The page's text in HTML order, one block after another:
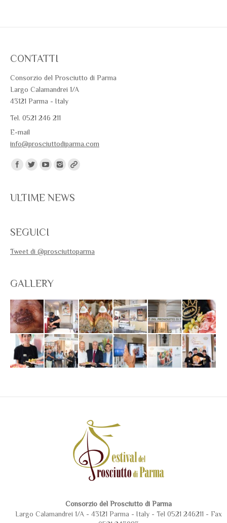
CONTATTI
Consorzio del Prosciutto di Parma
Largo Calamandrei 1/A
43121 Parma - Italy
Tel. 0521 246 211
E-mail
info@prosciuttodiparma.com
Trovaci su:
ULTIME NEWS
SEGUICI
Tweet di @prosciuttoparma
GALLERY
Consorzio del Prosciutto di Parma
Largo Calamandrei 1/A - 43121 Parma - Italy - Tel 0521 246211 - Fax